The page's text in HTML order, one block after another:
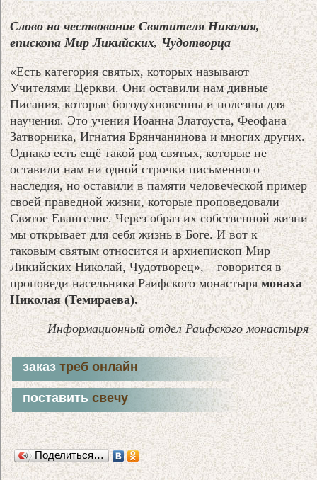
Слово на чествование Святителя Николая,
епископа Мир Ликийских, Чудотворца
«Есть категория святых, которых называют
Учителями Церкви. Они оставили нам дивные
Писания, которые богодухновенны и полезны для
научения. Это учения Иоанна Златоуста, Феофана
Затворника, Игнатия Брянчанинова и многих других.
Однако есть ещё такой род святых, которые не
оставили нам ни одной строчки письменного
наследия, но оставили в памяти человеческой пример
своей праведной жизни, которые проповедовали
Святое Евангелие. Через образ их собственной жизни
мы открывает для себя жизнь в Боге. И вот к
таковым святым относится и архиепископ Мир
Ликийских Николай, Чудотворец», – говорится в
проповеди насельника Раифского монастырямонаха
Николая (Темираева).
Информационный отдел Раифского монастыря
заказтреб онлайн
поставитьсвечу
Поделиться…